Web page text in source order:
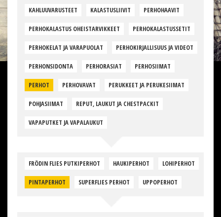
KAHLUUVARUSTEET KALASTUSLIIVIT PERHOHAAVIT
PERHOKALASTUS OHEISTARVIKKEET PERHOKALASTUSSETIT
PERHOKELAT JA VARAPUOLAT PERHOKIRJALLISUUS JA VIDEOT
PERHONSIDONTA PERHORASIAT PERHOSIIMAT
PERHOT PERHOVAVAT PERUKKEET JA PERUKESIIMAT
POHJASIIMAT REPUT, LAUKUT JA CHESTPACKIT
VAPAPUTKET JA VAPALAUKUT
FRÖDIN FLIES PUTKIPERHOT HAUKIPERHOT LOHIPERHOT
PINTAPERHOT SUPERFLIES PERHOT UPPOPERHOT